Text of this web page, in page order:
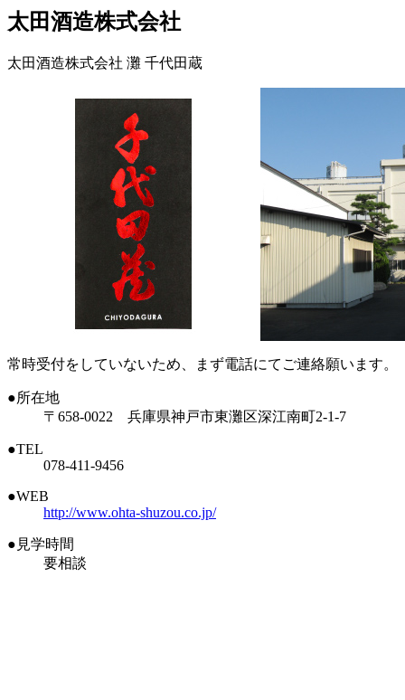
太田酒造株式会社
太田酒造株式会社 灘 千代田蔵
常時受付をしていないため、まず電話にてご連絡願います。
●所在地
〒658-0022 兵庫県神戸市東灘区深江南町2-1-7
●TEL
078-411-9456
●WEB
http://www.ohta-shuzou.co.jp/
●見学時間
要相談